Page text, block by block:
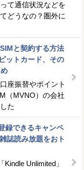
て通信状況などを
どうなの？圏外に
と契約する方法
ットカード、その
座振替やポイント
（MVNO）の会社
た
録できるキャンペ
誌読み放題をおト
Unlimited」